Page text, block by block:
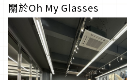
關於Oh My Glasses